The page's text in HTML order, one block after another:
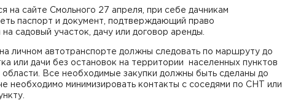
на сайте Смольного 27 апреля, при себе дачникам
паспорт и документ, подтверждающий право
на садовый участок, дачу или договор аренды.
личном автотранспорте должны следовать по маршруту до
или дачи без остановок на территории населенных пунктов
области. Все необходимые закупки должны быть сделаны до
необходимо минимизировать контакты с соседями по СНТ или